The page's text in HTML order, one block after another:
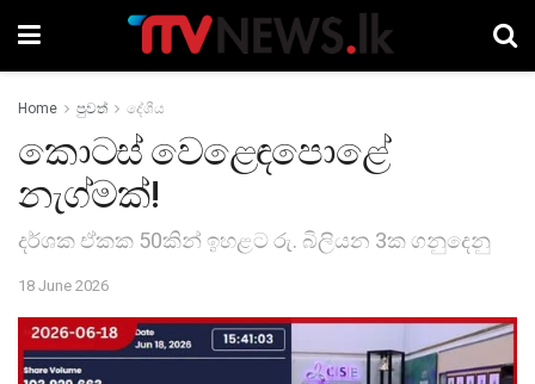
Home පුවත් දේශීය
කොටස් වෙළෙඳපොළේ
නැග්මක්!
දර්ශක ඒකක 50කින් ඉහළට රු. බිලියන 3ක ගනුදෙනු
18 June 2026